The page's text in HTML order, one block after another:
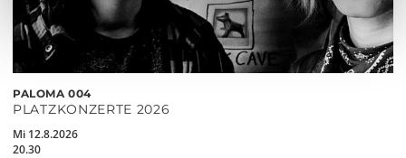
PALOMA 004
PLATZKONZERTE 2026
Mi 12.8.2026
20.30